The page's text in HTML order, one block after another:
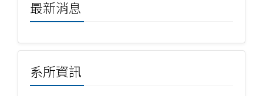
最新消息
系所資訊